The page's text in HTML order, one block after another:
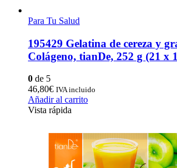
Para Tu Salud
195429 Gelatina de cereza y
Colágeno, tianDe, 252 g (21 x
0 de 5
46,80€ IVA incluido
Añadir al carrito
Vista rápida